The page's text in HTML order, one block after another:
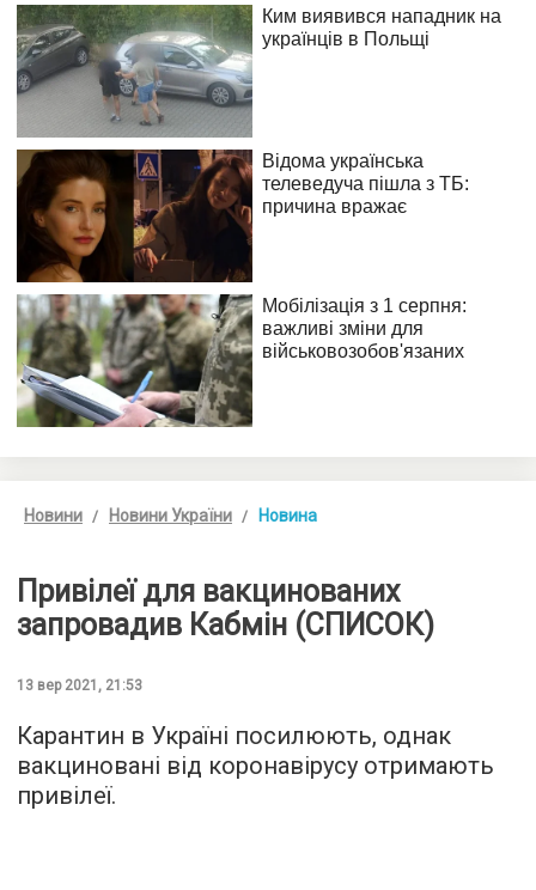
Новини Новини України Новина
Привілеї для вакцинованих
запровадив Кабмін (СПИСОК)
13 вер 2021, 21:53
Карантин в Україні посилюють, однак
вакциновані від коронавірусу отримають
привілеї.